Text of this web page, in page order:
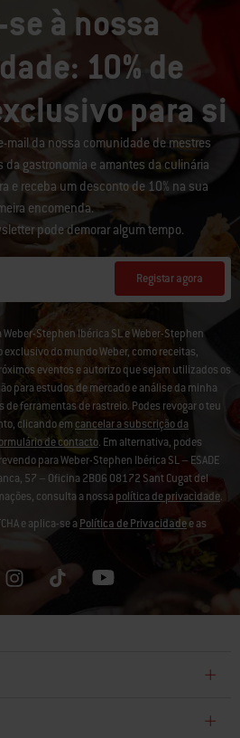
à nossa
10% de
para si
mail da nossa comunidade de mestres
gastronomia e amantes da culinária
e receba um desconto de 10% na sua
encomenda.
pode demorar algum tempo.
Registar agora
Stephen Ibérica SL e Weber-Stephen
do mundo Weber, como receitas,
eventos e autorizo que sejam utilizados os
para estudos de mercado e análise da minha
de ferramentas de rastreio. Podes revogar o teu
clicando em cancelar a subscrição da
de contacto. Em alternativa, podes
para Weber-Stephen Ibérica SL – ESADE
57 – Oficina 2B06 08172 Sant Cugat del
consulta a nossapolítica de privacidade.
e aplica-se a Política de Privacidadee as